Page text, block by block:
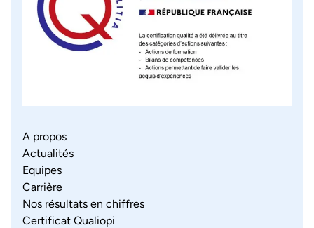
A propos
Actualités
Equipes
Carrière
Nos résultats en chiffres
Certificat Qualiopi